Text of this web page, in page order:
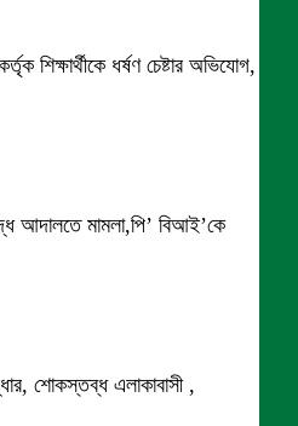
শিক্ষার্থীকে ধর্ষণ চেষ্টার অভিযোগ,
আদালতে মামলা,পি’ বিআই’কে
শোকস্তব্ধ এলাকাবাসী ,